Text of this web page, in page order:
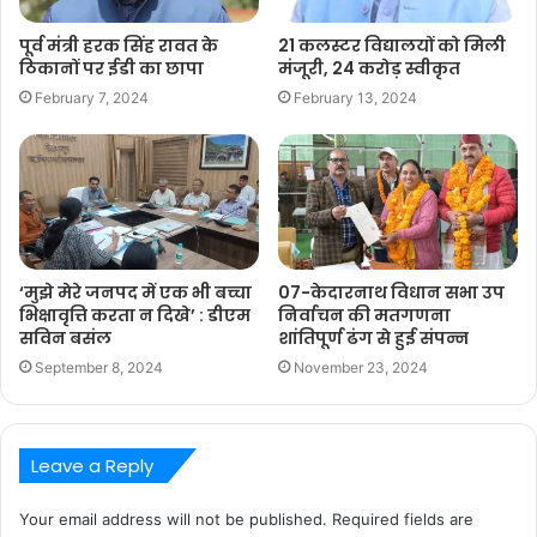
पूर्व मंत्री हरक सिंह रावत के
ठिकानों पर ईडी का छापा
February 7, 2024
21 कलस्टर विद्यालयों को मिली
मंजूरी, 24 करोड़ स्वीकृत
February 13, 2024
‘मुझे मेरे जनपद में एक भी बच्चा
भिक्षावृत्ति करता न दिखे’ : डीएम
सविन बसंल
September 8, 2024
07-केदारनाथ विधान सभा उप
निर्वाचन की मतगणना
शांतिपूर्ण ढंग से हुई संपन्न
November 23, 2024
Leave a Reply
Your email address will not be published. Required fields are